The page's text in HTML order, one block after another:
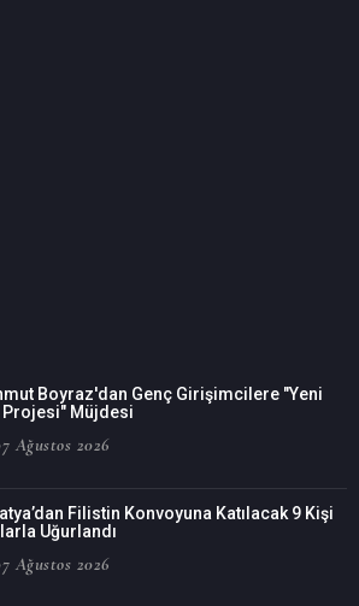
Boyraz'dan Genç Girişimcilere "Yeni
Projesi" Müjdesi
Ağustos 2026
Filistin Konvoyuna Katılacak 9 Kişi
Uğurlandı
Ağustos 2026